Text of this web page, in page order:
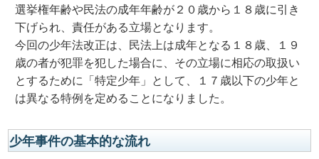
選挙権年齢や民法の成年年齢が２０歳から１８歳に引き
下げられ、責任がある立場となります。
今回の少年法改正は、民法上は成年となる１８歳、１９
歳の者が犯罪を犯した場合に、その立場に相応の取扱い
とするために「特定少年」として、１７歳以下の少年と
は異なる特例を定めることになりました。
少年事件の基本的な流れ